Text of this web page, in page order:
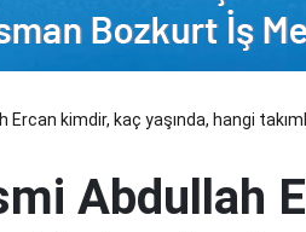
kimdir, kaç yaşında, hangi
Abdullah